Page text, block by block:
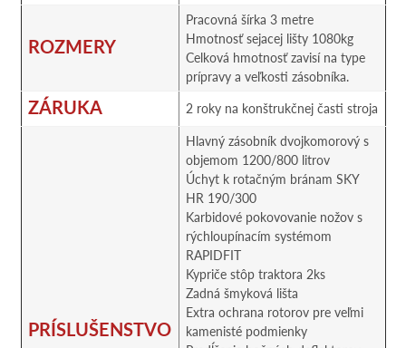
ROZMERY
Pracovná šírka 3 metre
Hmotnosť sejacej lišty 1080kg
Celková hmotnosť zavisí na type
prípravy a veľkosti zásobníka.
ZÁRUKA 2 roky na konštrukčnej časti stroja
PRÍSLUŠENSTVO
Hlavný zásobník dvojkomorový s
objemom 1200/800 litrov
Úchyt k rotačným bránam SKY
HR 190/300
Karbidové pokovovanie nožov s
rýchloupínacím systémom
RAPIDFIT
Kypriče stôp traktora 2ks
Zadná šmyková lišta
Extra ochrana rotorov pre veľmi
kamenisté podmienky